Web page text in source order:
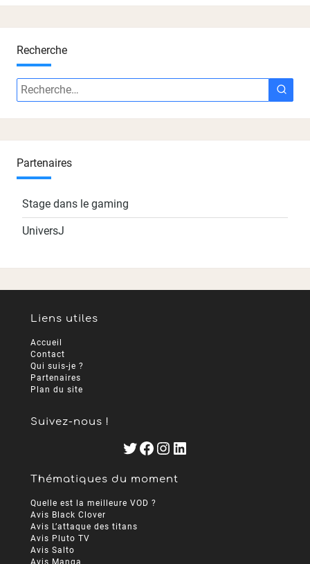
Recherche
Recherche
:
Partenaires
Stage dans le gaming
UniversJ
Liens utiles
Accueil
Contact
Qui suis-je ?
Partenaires
Plan du site
Suivez-nous !
Twitter
Facebook
Instagram
LinkedIn
Thématiques du moment
Quelle est la meilleure VOD ?
Avis Black Clover
Avis L’attaque des titans
Avis Pluto TV
Avis Salto
Avis Manga